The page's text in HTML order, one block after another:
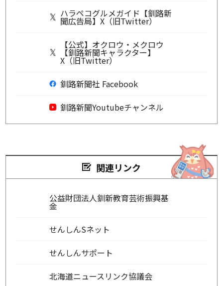
ハラペコグルメガイド【釧路新
聞広告局】X（旧Twitter）
【公式】オクロウ・メクロウ
【釧路新聞キャラクター】
X（旧Twitter）
釧路新聞社 Facebook
釧路新聞Youtubeチャンネル
関連リンク
公益財団法人釧新教育芸術振興基
金
せんしんSネット
せんしんサポート
北海道ニュースリンク協議会